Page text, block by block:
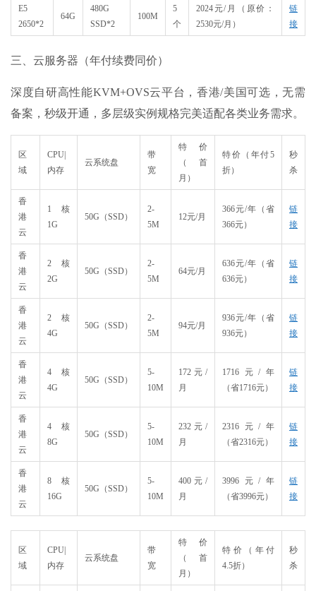
E5
2650*2
64G
480G
SSD*2
100M
5
个
2024元/月
（原价：
2530元/月）
链
接
三、云服务器（年付续费同价）
深度自研高性能KVM+OVS云平台，香港/美国可选，无需
备案，秒级开通，多层级实例规格完美适配各类业务需求。
区
域​
CPU|
内存
云系统盘
带
宽
特价
（首
月）
特价（年付5
折）
秒
杀
香
港
云
1核
1G
50G（SSD）
2-
5M
12元/月
366元/年（省
366元）
链
接
香
港
云
2核
2G
50G（SSD）
2-
5M
64元/月
636元/年（省
636元）
链
接
香
港
云
2核
4G
50G（SSD）
2-
5M
94元/月
936元/年（省
936元）
链
接
香
港
云
4核
4G
50G（SSD）
5-
10M
172元/
月
1716元/年
（省1716元）
链
接
香
港
云
4核
8G
50G（SSD）
5-
10M
232元/
月
2316元/年
（省2316元）
链
接
香
港
云
8核
16G
50G（SSD）
5-
10M
400元/
月
3996元/年
（省3996元）
链
接
区
域
CPU|
内存
云系统盘
带
宽
特价
（首
月）
特价（年付
4.5折）
秒
杀